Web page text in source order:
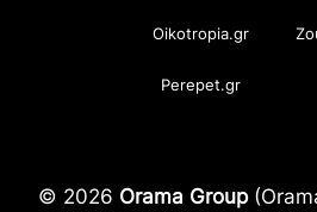
Oikotropia.gr
Perepet.gr
© 2026 Orama Group